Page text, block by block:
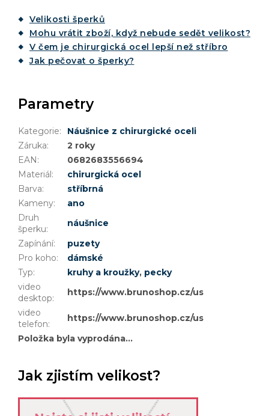
Velikosti šperků
Mohu vrátit zboží, když nebude sedět velikost?
V čem je chirurgická ocel lepší než stříbro
Jak pečovat o šperky?
Parametry
Kategorie:
Náušnice z chirurgické oceli
Záruka:
2 roky
EAN:
0682683556694
Materiál:
chirurgická ocel
Barva:
stříbrná
Kameny:
ano
Druh
šperku:
náušnice
Zapínání:
puzety
Pro koho:
dámské
Typ: kruhy a kroužky, pecky
video
desktop:
https://www.brunoshop.cz/user/
video
telefon:
https://www.brunoshop.cz/user/
Položka byla vyprodána…
Jak zjistím velikost?